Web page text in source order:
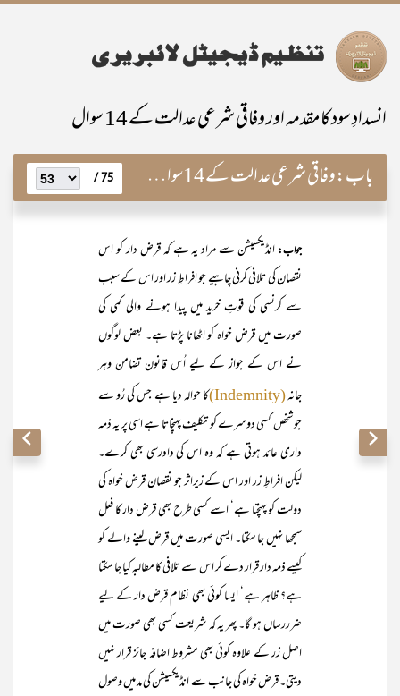
انسدادِ سود کا مقدمہ اور وفاقی شرعی عدالت کے 14 سوال
باب:وفاقی شرعی عدالت کے 14سوال اور ان کے جوابات 75 /
جواب:انڈیکسیشن سے مراد یہ ہے کہ قرض دار کو اس
نقصان کی تلافی کرنی چاہیے جو افراطِ زر اور اس کے سبب
سے کرنسی کی قوتِ خرید میں پیدا ہونے والی کمی کی
صورت میں قرض خواہ کو اٹھانا پڑتا ہے۔ بعض لوگوں
نے اس کے جواز کے لیے اُس قانون تضامن وہر
جانہ(Indemnity)
کا حوالہ دیا ہے جس کی رُو سے
جو شخص کسی دوسرے کو تکلیف پہنچاتا ہے اسی پر یہ ذمہ
داری عائد ہوتی ہے کہ وہ اس کی دادرسی بھی کرے۔
لیکن افراطِ زر اور اس کے زیراثر جو نقصان قرض خواہ کی
دولت کو پہنچتا ہے‘ اسے کسی طرح بھی قرض دار کا فعل
سمجھا نہیں جا سکتا۔ ایسی صورت میں قرض لینے والے کو
کیسے ذمہ دار قرار دے کر اس سے تلافی کا مطالبہ کیا جا سکتا
ہے؟ ظاہر ہے‘ ایسا کوئی بھی نظام قرض دار کے لیے
ضرررساں ہو گا۔ پھر یہ کہ شریعت کسی بھی صورت میں
اصل زر کے علاوہ کوئی بھی مشروط اضافہ جائز قرار نہیں
دیتی۔ قرض خواہ کی جانب سے انڈیکسیشن کی مد میں وصول